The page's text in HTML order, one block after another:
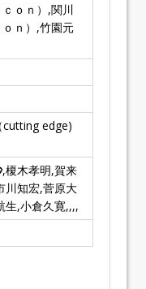
ｏｎ）,関川
ｎ）,竹園元
cutting edge)
,榎木孝明,賀来
川知宏,菅原大
生,小倉久寛,,,,